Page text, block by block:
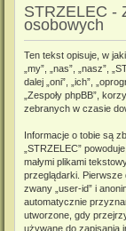
STRZELEC -
osobowych
Ten tekst opisuje, w
„my”, „nas”, „nasz”,
dalej „oni”, „ich”,
„Zespoły phpBB”,
zebranych w czasie
Informacje o tobie są
„STRZELEC”
małymi plikami
przeglądarki.
zwany „user-id” i
automatycznie
utworzone, gdy
używane do zapisania